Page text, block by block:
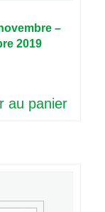
–
2019
au panier